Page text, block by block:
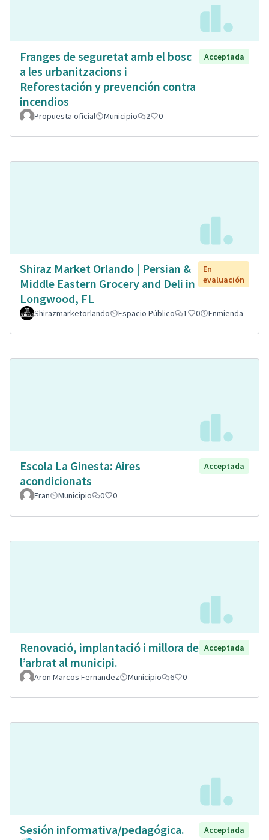
Franges de seguretat amb el bosc
a les urbanitzacions i
Reforestación y prevención contra
incendios
Acceptada
Propuesta oficial Municipio 2 0
Shiraz Market Orlando | Persian &
Middle Eastern Grocery and Deli in
Longwood, FL
En
evaluación
Shirazmarketorlando Espacio Público 1 0 Enmienda
Escola La Ginesta: Aires
acondicionats
Acceptada
Fran Municipio 0 0
Renovació, implantació i millora de
l’arbrat al municipi.
Acceptada
Aron Marcos Fernandez Municipio 6 0
Sesión informativa/pedagógica.
Acceptada